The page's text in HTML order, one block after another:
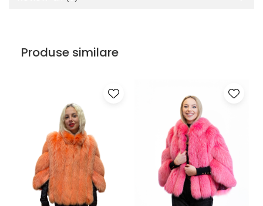
Produse similare